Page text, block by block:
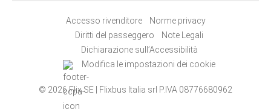
Accesso rivenditore
Norme privacy
Diritti del passeggero
Note Legali
Dichiarazione sull’Accessibilità
Modifica le impostazioni dei cookie
© 2026 Flix SE | Flixbus Italia srl P.IVA 08776680962